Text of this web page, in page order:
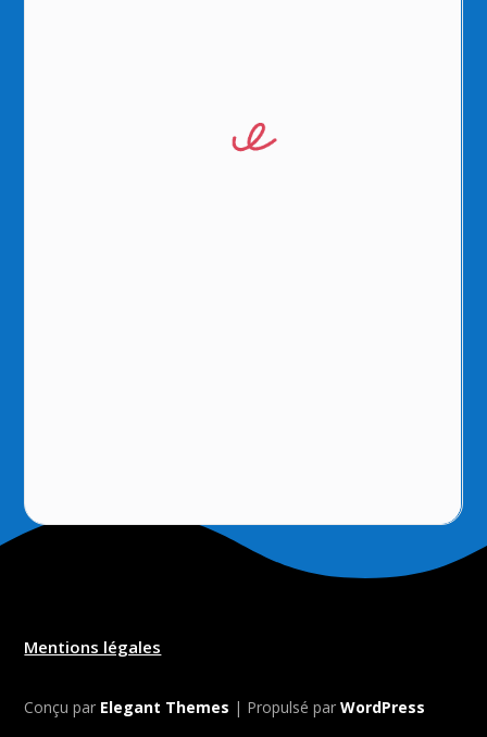
Mentions légales
Conçu par Elegant Themes | Propulsé parWordPress